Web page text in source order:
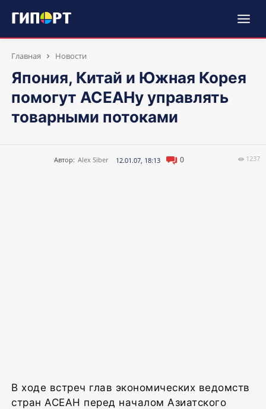
Главная Новости
Япония, Китай и Южная Корея
помогут АСЕАНу управлять
товарными потоками
Автор: Alex Siber 12.01.07, 18:13 0 1237
В ходе встреч глав экономических ведомств
стран АСЕАН перед началом Азиатского